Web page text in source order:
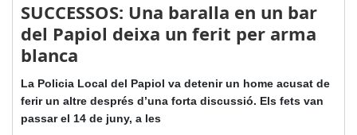
SUCCESSOS: Una baralla en un bar
del Papiol deixa un ferit per arma
blanca
La Policia Local del Papiol va detenir un home acusat de
ferir un altre després d’una forta discussió. Els fets van
passar el 14 de juny, a les